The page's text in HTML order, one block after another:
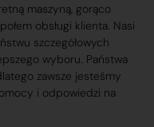
maszyną, gorąco
obsługi klienta. Nasi
szczegółowych
wyboru. Państwa
zawsze jesteśmy
i odpowiedzi na